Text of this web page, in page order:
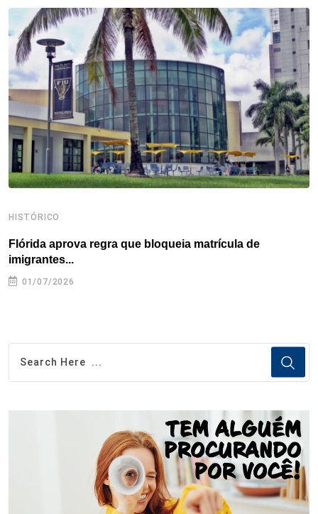
o
o
k
r
d
I
n
e
s
d
s
A
p
p
HISTÓRICO
Flórida aprova regra que bloqueia matrícula de
imigrantes...
01/07/2026